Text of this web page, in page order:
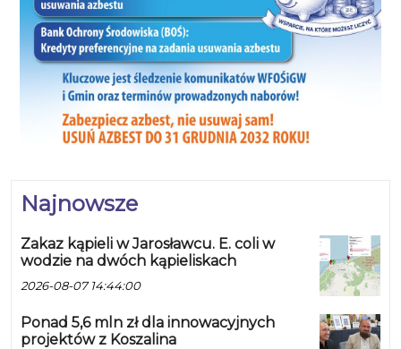
Najnowsze
Zakaz kąpieli w Jarosławcu. E. coli w
wodzie na dwóch kąpieliskach
2026-08-07 14:44:00
Ponad 5,6 mln zł dla innowacyjnych
projektów z Koszalina